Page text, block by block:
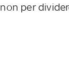
per